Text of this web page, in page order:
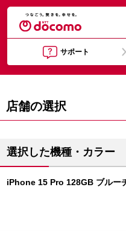
サポート
店舗の選択
選択した機種・カラー
iPhone 15 Pro 128GB ブルー